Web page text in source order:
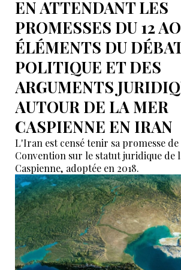
EN ATTENDANT LES
PROMESSES DU 12
ÉLÉMENTS DU
POLITIQUE ET DES
ARGUMENTS
AUTOUR DE LA MER
CASPIENNE EN IRAN
L'Iran est censé tenir sa promesse
Convention sur le statut juridique de
Caspienne, adoptée en 2018.